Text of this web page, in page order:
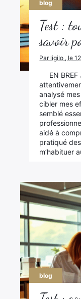
blog
Test :
savoir
Par ligilo , le
EN
analysé
cibler mes
semblé
aidé à
pratiqué
m’habituer
blog